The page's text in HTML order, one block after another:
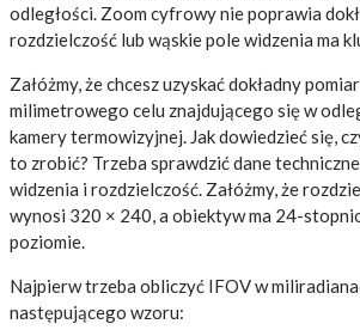
odległości. Zoom cyfrowy nie poprawia
rozdzielczość lub wąskie pole widzenia ma
Załóżmy, że chcesz uzyskać dokładny
milimetrowego celu znajdującego się w
kamery termowizyjnej. Jak dowiedzieć się,
to zrobić? Trzeba sprawdzić dane
widzenia i rozdzielczość. Załóżmy, że
wynosi 320 × 240, a obiektyw ma 24-
poziomie.
Najpierw trzeba obliczyć IFOV w
następującego wzoru: